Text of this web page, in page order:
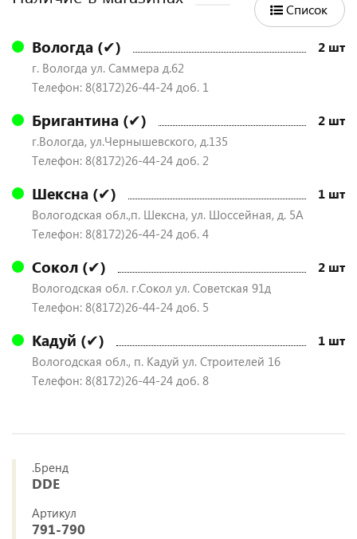
Список
Вологда (✔) 2 шт
г. Вологда ул. Саммера д.62
Телефон: 8(8172)26-44-24 доб. 1
Бригантина (✔) 2 шт
г.Вологда, ул.Чернышевского, д.135
Телефон: 8(8172)26-44-24 доб. 2
Шексна (✔) 1 шт
Вологодская обл.,п. Шексна, ул. Шоссейная, д. 5А
Телефон: 8(8172)26-44-24 доб. 4
Сокол (✔) 2 шт
Вологодская обл. г.Сокол ул. Советская 91д
Телефон: 8(8172)26-44-24 доб. 5
Кадуй (✔) 1 шт
Вологодская обл., п. Кадуй ул. Строителей 16
Телефон: 8(8172)26-44-24 доб. 8
.Бренд
DDE
Артикул
791-790